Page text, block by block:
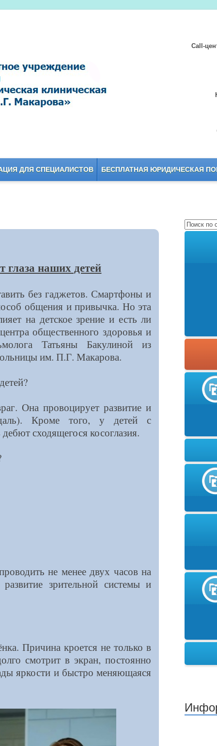
Call-
ДЛЯ СПЕЦИАЛИСТОВ БЕСПЛАТНАЯ ЮРИДИЧЕСКАЯ
наших детей
без гаджетов. Смартфоны и
общения и привычка. Но эта
на детское зрение и есть ли
общественного здоровья и
Татьяны Бакулиной из
им. П.Г. Макарова.
Она провоцирует развитие и
Кроме того, у детей с
сходящегося косоглазия.
не менее двух часов на
зрительной системы и
Причина кроется не только в
смотрит в экран, постоянно
яркости и быстро меняющаяся